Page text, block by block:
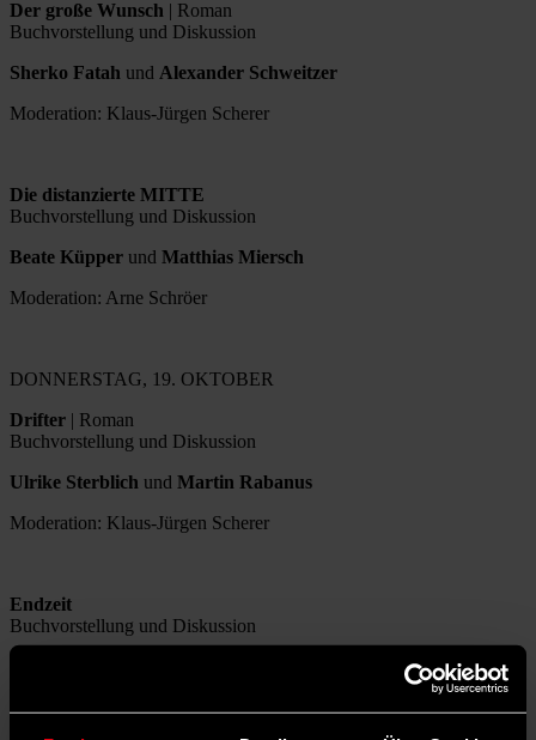
Der große Wunsch | Roman
Buchvorstellung und Diskussion
Sherko Fatah und Alexander Schweitzer
Moderation: Klaus-Jürgen Scherer
Die distanzierte MITTE
Buchvorstellung und Diskussion
Beate Küpper und Matthias Miersch
Moderation: Arne Schröer
DONNERSTAG, 19. OKTOBER
Drifter | Roman
Buchvorstellung und Diskussion
Ulrike Sterblich und Martin Rabanus
Moderation: Klaus-Jürgen Scherer
Endzeit
Buchvorstellung und Diskussion
Moderation: Jonas Jordan